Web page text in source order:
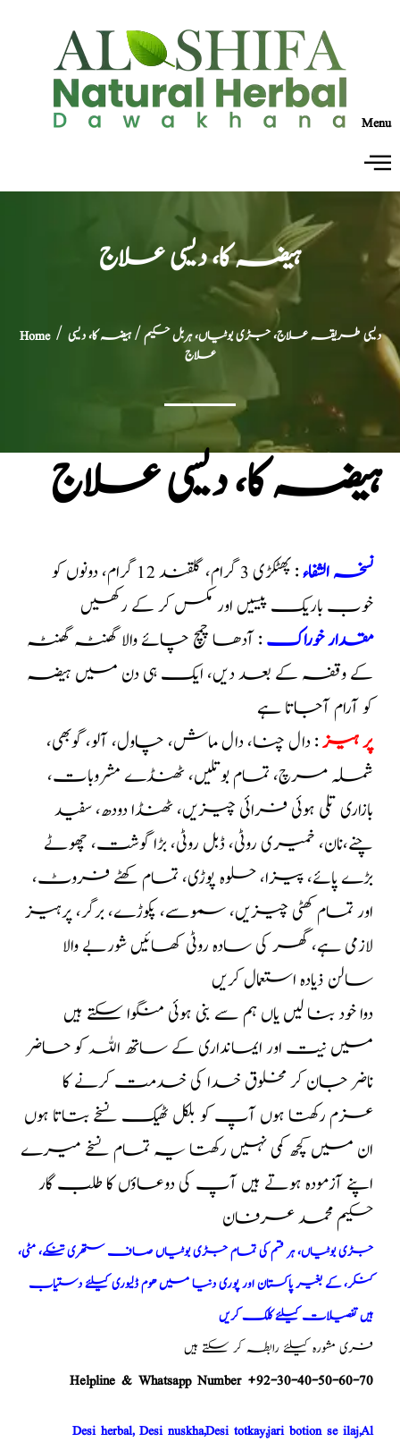
Menu
ہیضہ کا، دیسی علاج
Home/ دیسی طریقہ علاج، جڑی بوٹیاں، ہربل حکیم/ ہیضہ کا، دیسی
علاج
ہیضہ کا، دیسی علاج
نسخہ الشفاء
: پھٹکڑی 3 گرام، گلقند 12 گرام، دونوں کو
خوب باریک پیسیں اور مکس کر کے رکھیں
مقدار خوراک: آدھا چمچ چائے والا گھنٹہ گھنٹہ
کے وقفہ کے بعد دیں، ایک ہی دن میں ہیضہ
کو آرام آجاتا ہے
پر ہیز: دال چنا، دال ماش، چاول، آلو، گوبھی،
شملہ مرچ، تمام بوتلیں، ٹھنڈے مشروبات،
بازاری تلی ہوئی فرائی چیزیں، ٹھنڈا دودھ، سفید
چنے،نان، خمیری روٹی، ڈبل روٹی، بڑا گوشت، چھوٹے
بڑے پائے، پیزا، حلوہ پوڑی، تمام کھٹے فروٹ،
اور تمام کھٹی چیزیں، سموسے، پکوڑے، برگر، پرہیز
لازمی ہے، گھر کی سادہ روٹی کھائیں شوربے والا
سالن ذیادہ استعمال کریں
دوا خود بنا لیں یاں ہم سے بنی ہوئی منگوا سکتے ہیں
میں نیت اور ایمانداری کے ساتھ اللہ کو حاضر
ناضر جان کر مخلوق خدا کی خدمت کرنے کا
عزم رکھتا ہوں آپ کو بلکل ٹھیک نسخے بتاتا ہوں
ان میں کچھ کمی نہیں رکھتا یہ تمام نسخے میرے
اپنے آزمودہ ہوتے ہیں آپ کی دوعاؤں کا طلب گار
حکیم محمد عرفان
جڑی بوٹیاں، ہر قسم کی تمام جڑی بوٹیاں صاف ستھری تنکے، مٹی،
کنکر، کے بغیر پاکستان اور پوری دنیا میں ھوم ڈلیوری کیلئے دستیاب
ہیں تفصیلات کیلئے کلک کریں
فری مشورہ کیلئے رابطہ کر سکتے ہیں
Helpline & Whatsapp Number +92-30-40-50-60-70
Desi herbal, Desi nuskha,Desi totkay,jari botion se ilaj,Al